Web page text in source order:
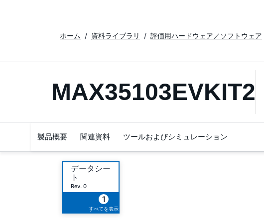
ホーム 資料ライブラリ 評価用ハードウェア／ソフトウェア
MAX35103EVKIT2
製品概要 関連資料 ツールおよびシミュレーション
データシー
ト
Rev. 0
1
すべてを表示